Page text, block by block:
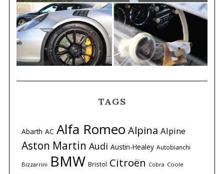
TAGS
Abarth AC Alfa Romeo Alpina Alpine
Aston Martin Audi Austin-Healey Autobianchi
Bizzarrini BMW Bristol Citroën Cobra Coole